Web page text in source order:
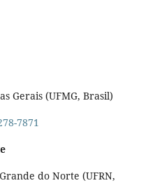
Gerais (UFMG, Brasil)
7871
do Norte (UFRN,